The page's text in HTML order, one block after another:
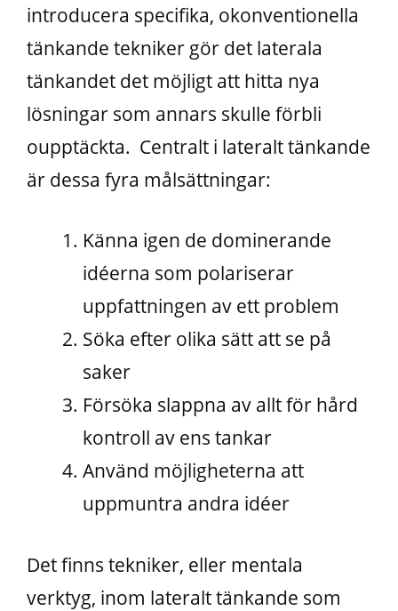
introducera specifika, okonventionella
tänkande tekniker gör det laterala
tänkandet det möjligt att hitta nya
lösningar som annars skulle förbli
oupptäckta. Centralt i lateralt tänkande
är dessa fyra målsättningar:
Känna igen de dominerande
idéerna som polariserar
uppfattningen av ett problem
Söka efter olika sätt att se på
saker
Försöka slappna av allt för hård
kontroll av ens tankar
Använd möjligheterna att
uppmuntra andra idéer
Det finns tekniker, eller mentala
verktyg, inom lateralt tänkande som